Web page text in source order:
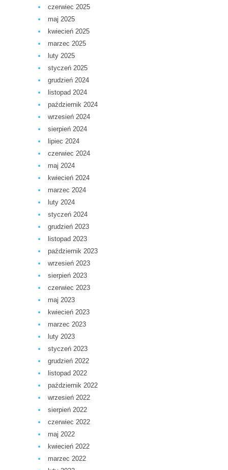
czerwiec 2025
maj 2025
kwiecień 2025
marzec 2025
luty 2025
styczeń 2025
grudzień 2024
listopad 2024
październik 2024
wrzesień 2024
sierpień 2024
lipiec 2024
czerwiec 2024
maj 2024
kwiecień 2024
marzec 2024
luty 2024
styczeń 2024
grudzień 2023
listopad 2023
październik 2023
wrzesień 2023
sierpień 2023
czerwiec 2023
maj 2023
kwiecień 2023
marzec 2023
luty 2023
styczeń 2023
grudzień 2022
listopad 2022
październik 2022
wrzesień 2022
sierpień 2022
czerwiec 2022
maj 2022
kwiecień 2022
marzec 2022